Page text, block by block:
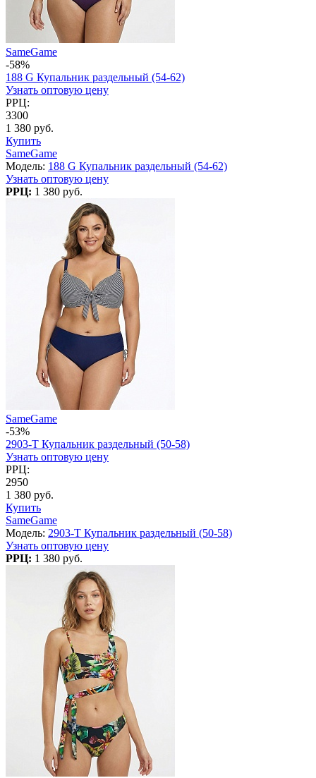
SameGame
-58%
188 G Купальник раздельный (54-62)
Узнать оптовую цену
РРЦ:
3300
1 380 руб.
Купить
SameGame
Модель: 188 G Купальник раздельный (54-62)
Узнать оптовую цену
РРЦ: 1 380 руб.
SameGame
-53%
2903-T Купальник раздельный (50-58)
Узнать оптовую цену
РРЦ:
2950
1 380 руб.
Купить
SameGame
Модель: 2903-T Купальник раздельный (50-58)
Узнать оптовую цену
РРЦ: 1 380 руб.